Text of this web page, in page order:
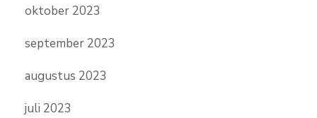
oktober 2023
september 2023
augustus 2023
juli 2023